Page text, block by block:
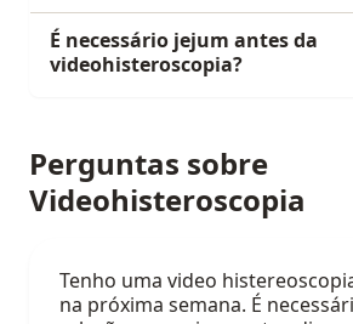
É necessário jejum antes da
videohisteroscopia?
Perguntas sobre
Videohisteroscopia
Tenho uma video
na próxima semana. É